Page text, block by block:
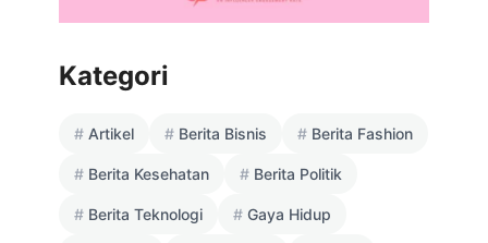
Kategori
Artikel Berita Bisnis Berita Fashion
Berita Kesehatan Berita Politik
Berita Teknologi Gaya Hidup